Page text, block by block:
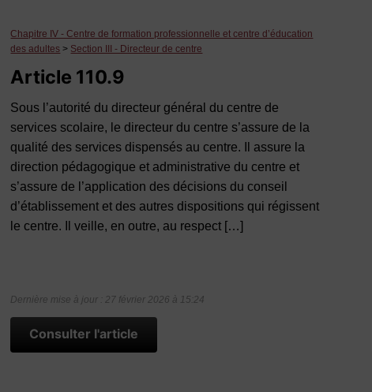
Chapitre IV - Centre de formation professionnelle et centre d’éducation
des adultes > Section III - Directeur de centre
Article 110.9
Sous l’autorité du directeur général du centre de
services scolaire, le directeur du centre s’assure de la
qualité des services dispensés au centre. Il assure la
direction pédagogique et administrative du centre et
s’assure de l’application des décisions du conseil
d’établissement et des autres dispositions qui régissent
le centre. Il veille, en outre, au respect […]
Dernière mise à jour : 27 février 2026 à 15:24
Consulter l'article